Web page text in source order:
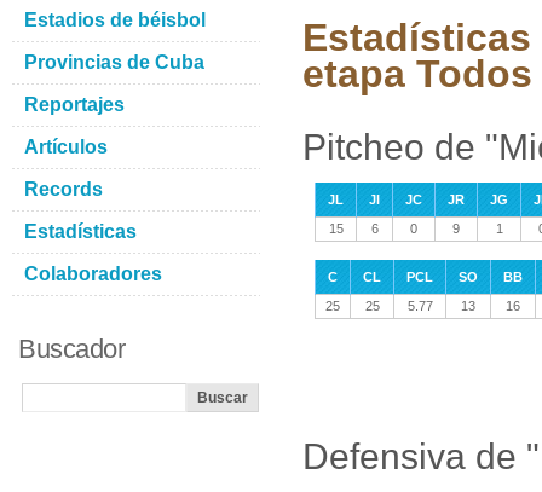
Estadísticas
etapa
Pitcheo de
JL JI JC JR JG
15
6 0 9 1
C CL PCL SO
BB
25
25 5.77 13 16
Defensiva de
Estadios de béisbol
Provincias de Cuba
Reportajes
Artículos
Records
Estadísticas
Colaboradores
Buscador